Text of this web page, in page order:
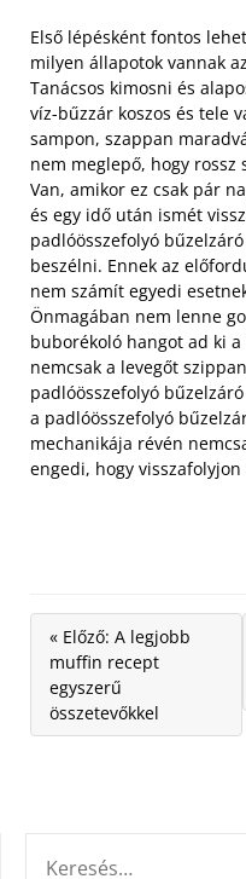
Első lépésként fontos
milyen állapotok vannak
Tanácsos kimosni és
víz-bűzzár koszos és tele
sampon, szappan
nem meglepő, hogy rossz
Van, amikor ez csak pár
és egy idő után ismét
padlóösszefolyó
beszélni. Ennek az
nem számít egyedi
Önmagában nem lenne
buborékoló hangot ad ki
nemcsak a levegőt
padlóösszefolyó
a padlóösszefolyó
mechanikája révén
engedi, hogy
« Előző: A legjobb
muffin recept
egyszerű
összetevőkkel